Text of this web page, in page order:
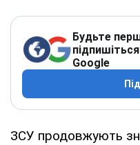
Будьте
Google
ЗСУ продовжують